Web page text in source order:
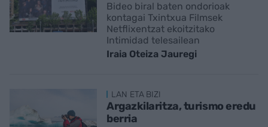
Bideo biral baten ondorioak
kontagai Txintxua Filmsek
Netflixentzat ekoitzitako
Intimidad telesailean
Iraia Oteiza Jauregi
LAN ETA BIZI
Argazkilaritza, turismo eredu
berria